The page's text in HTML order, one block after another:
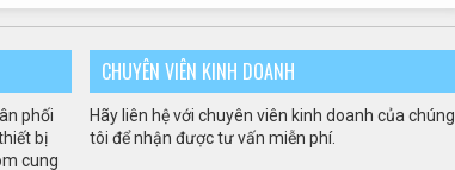
phối
bị
cung
CHUYÊN VIÊN KINH DOANH
Hãy liên hệ với chuyên viên kinh doanh của chúng
tôi để nhận được tư vấn miễn phí.